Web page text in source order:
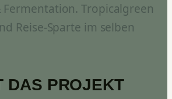
Fermentation. Tropicalgreen
Reise-Sparte im selben
DAS PROJEKT